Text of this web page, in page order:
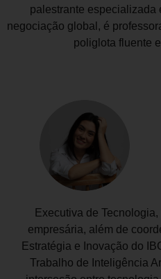
palestrante especializada
negociação global, é
poliglota fluente
Executiva de
empresária, além de
Estratégia e Inovação do
Trabalho de Inteligência